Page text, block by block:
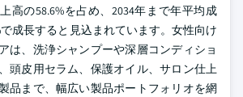
高の58.6%を占め、2034年まで年平均成
で成長すると見込まれています。女性向け
は、洗浄シャンプーや深層コンディショ
頭皮用セラム、保護オイル、サロン仕上
品まで、幅広い製品ポートフォリオを網